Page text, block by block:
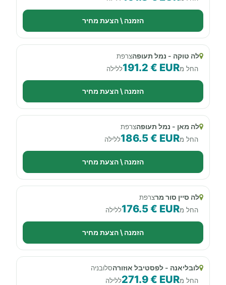
הזמנה \ הצעת מחיר
לה טוקה - נמל תעופהצרפת
החל מ191.2 € EURללילה
הזמנה \ הצעת מחיר
לה מאן - נמל תעופהצרפת
החל מ186.5 € EURללילה
הזמנה \ הצעת מחיר
לה סיין סור מרצרפת
החל מ176.5 € EURללילה
הזמנה \ הצעת מחיר
לובליאנה - לפסטיבל אוזורהסלובניה
החל מ271.9 € EURללילה